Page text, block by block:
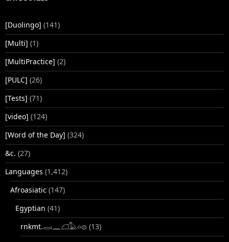
[Duolingo] (141)
[Multi] (1)
[MultiPractice] (2)
[PULC] (26)
[Tests] (71)
[video] (124)
[Word of the Day] (324)
&c. (27)
Languages (1,412)
Afroasiatic (147)
Egyptian (41)
rnkmt.𓂋𓏺𓈖𓆎𓅓𓏏𓊖 (13)